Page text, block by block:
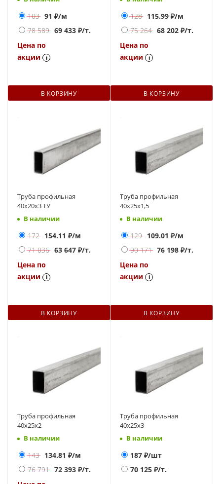
103 91 ₽/м
78 589 69 433 ₽/т.
Цена по
акции
i
В КОРЗИНУ
128 115.99 ₽/м
75 264 68 202 ₽/т.
Цена по
акции
i
В КОРЗИНУ
Труба профильная
40х20х3 ТУ
В наличии
172 154.11 ₽/м
71 036 63 647 ₽/т.
Цена по
акции
i
В КОРЗИНУ
Труба профильная
40х25х1,5
В наличии
129 109.01 ₽/м
90 171 76 198 ₽/т.
Цена по
акции
i
В КОРЗИНУ
Труба профильная
40х25х2
В наличии
143 134.81 ₽/м
76 791 72 393 ₽/т.
Труба профильная
40х25х3
В наличии
187 ₽/шт
70 125 ₽/т.